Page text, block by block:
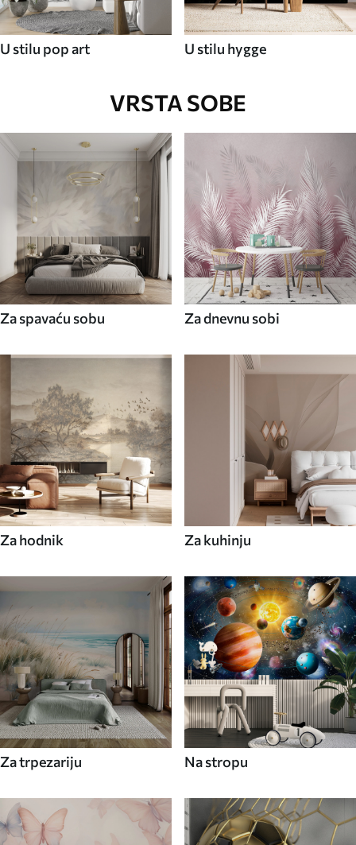
U stilu pop art U stilu hygge
VRSTA SOBE
Za spavaću sobu Za dnevnu sobi
Za hodnik Za kuhinju
Za trpezariju Na stropu